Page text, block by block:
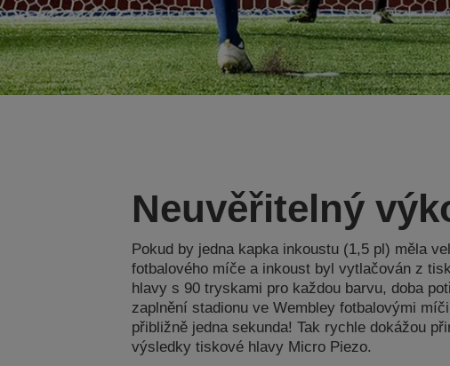
Neuvěřitelný
Pokud by jedna kapka inkoustu (1,5 pl) měla
fotbalového míče a inkoust byl vytlačován z
hlavy s 90 tryskami pro každou barvu, doba
zaplnění stadionu ve Wembley fotbalovými
přibližně jedna sekunda! Tak rychle dokážou
výsledky tiskové hlavy Micro Piezo.